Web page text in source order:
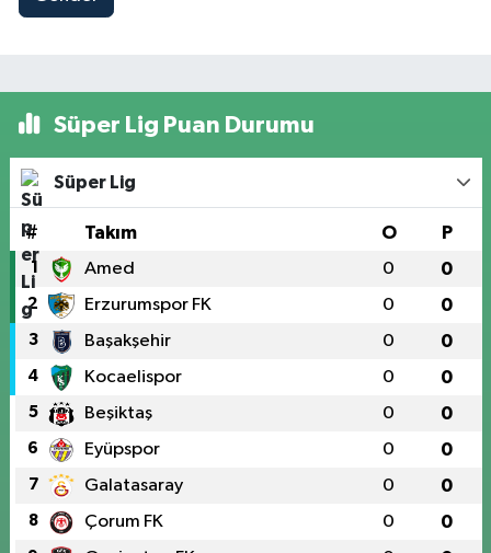
Süper Lig Puan Durumu
Süper Lig
# Takım O P
1 Amed 0 0
2 Erzurumspor FK 0 0
3 Başakşehir 0 0
4 Kocaelispor 0 0
5 Beşiktaş 0 0
6 Eyüpspor 0 0
7 Galatasaray 0 0
8 Çorum FK 0 0